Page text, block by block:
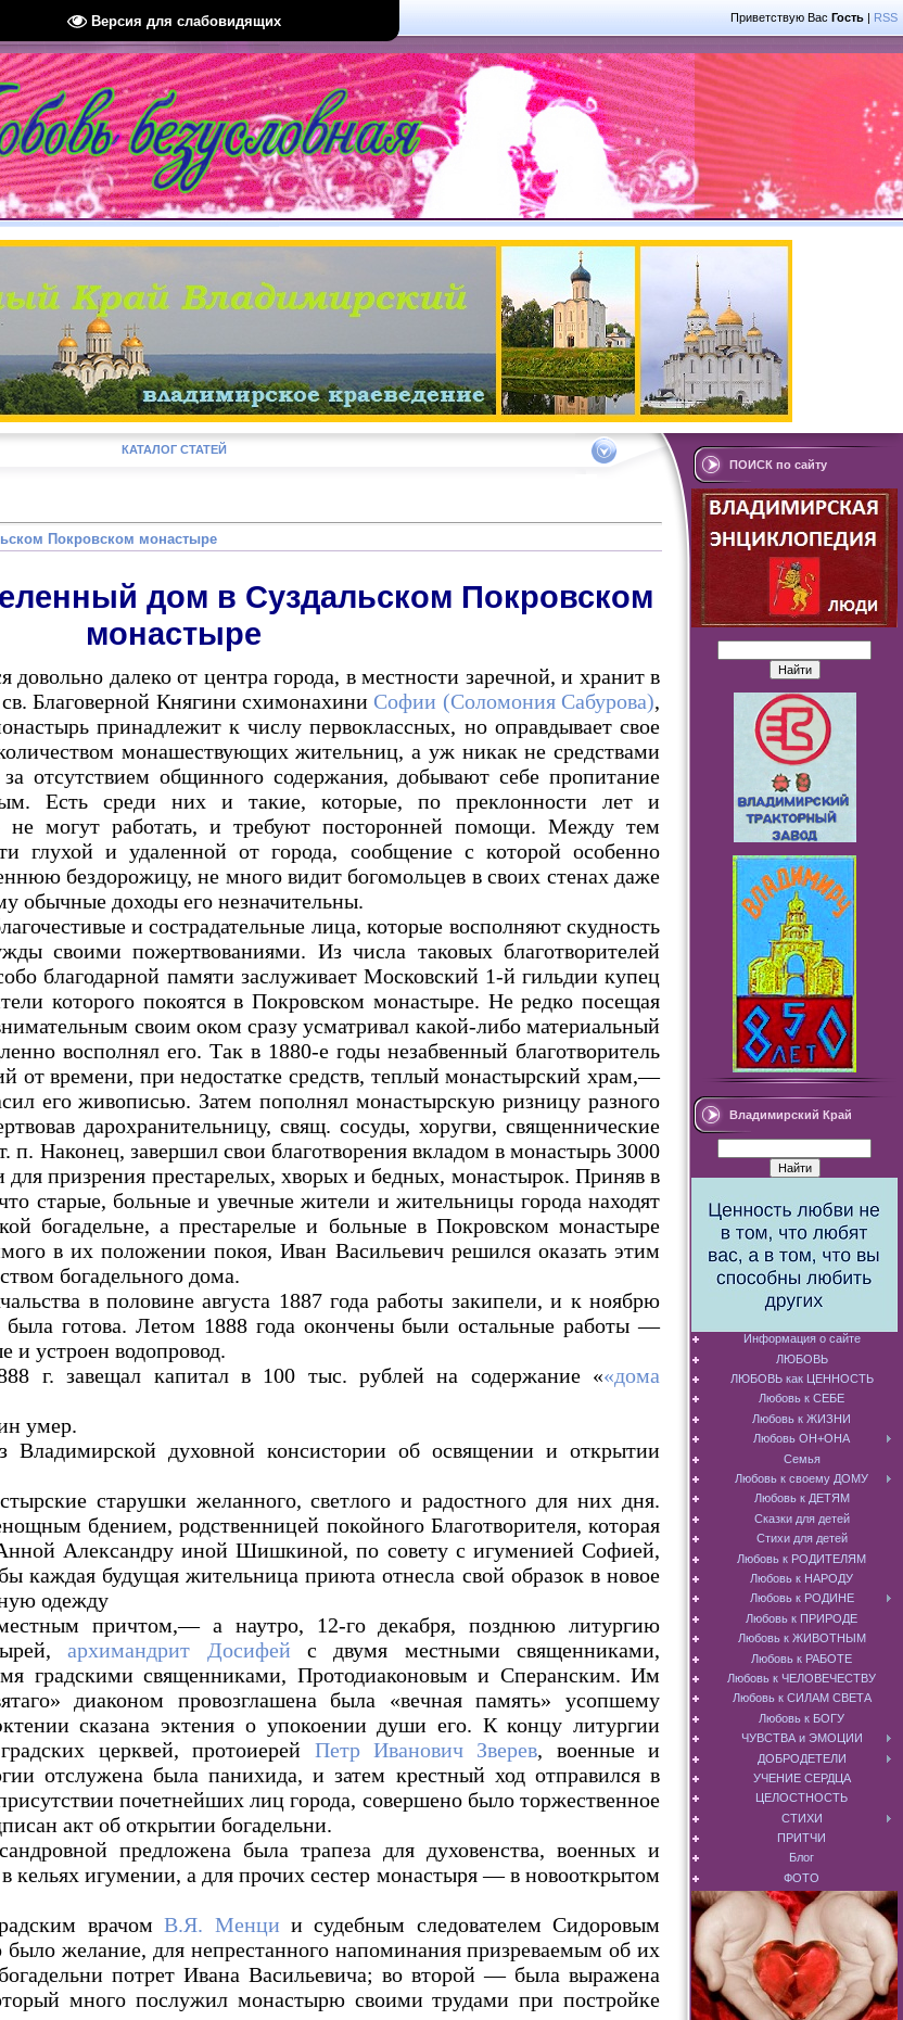
Версия для слабовидящих Приветствую Вас Гость | RSS
КАТАЛОГ СТАТЕЙ
Покровском монастыре
дом в Суздальском Покровском
монастыре
далеко от центра города, в местности заречной, и хранит в
Благоверной Княгини схимонахиниСофии (Соломония Сабурова),
принадлежит к числу первоклассных, но оправдывает свое
монашествующих жительниц, а уж никак не средствами
отсутствием общинного содержания, добывают себе пропитание
Есть среди них и такие, которые, по преклонности лет и
не могут работать, и требуют посторонней помощи. Между тем
глухой и удаленной от города, сообщение с которой особенно
бездорожицу, не много видит богомольцев в своих стенах даже
обычные доходы его незначительны.
и сострадательные лица, которые восполняют скудность
своими пожертвованиями. Из числа таковых благотворителей
благодарной памяти заслуживает Московский 1-й гильдии купец
которого покоятся в Покровском монастыре. Не редко посещая
своим оком сразу усматривал какой-либо материальный
восполнял его. Так в 1880-е годы незабвенный благотворитель
от времени, при недостатке средств, теплый монастырский храм,—
его живописью. Затем пополнял монастырскую ризницу разного
дарохранительницу, свящ. сосуды, хоругви, священнические
п. Наконец, завершил свои благотворения вкладом в монастырь 3000
для призрения престарелых, хворых и бедных, монастырок. Приняв в
старые, больные и увечные жители и жительницы города находят
богадельне, а престарелые и больные в Покровском монастыре
в их положении покоя, Иван Васильевич решился оказать этим
богадельного дома.
в половине августа 1887 года работы закипели, и к ноябрю
была готова. Летом 1888 года окончены были остальные работы —
и устроен водопровод.
г. завещал капитал в 100 тыс. рублей на содержание ««дома
умер.
духовной консистории об освящении и открытии
старушки желанного, светлого и радостного для них дня.
бдением, родственницей покойного Благотворителя, которая
Александру иной Шишкиной, по совету с игуменией Софией,
каждая будущая жительница приюта отнесла свой образок в новое
одежду
причтом,— а наутро, 12-го декабря, позднюю литургию
архимандрит Досифей с двумя местными священниками,
градскими священниками, Протодиаконовым и Сперанским. Им
диаконом провозглашена была «вечная память» усопшему
сказана эктения о упокоении души его. К концу литургии
церквей, протоиерей Петр Иванович Зверев, военные и
отслужена была панихида, и затем крестный ход отправился в
почетнейших лиц города, совершено было торжественное
акт об открытии богадельни.
предложена была трапеза для духовенства, военных и
кельях игумении, а для прочих сестер монастыря — в новооткрытом
врачомВ.Я. Менци и судебным следователем Сидоровым
желание, для непрестанного напоминания призреваемым об их
потрет Ивана Васильевича; во второй — была выражена
много послужил монастырю своими трудами при постройке
ПОИСК по сайту
Владимирский Край
Информация о сайте
ЛЮБОВЬ
ЛЮБОВЬ как ЦЕННОСТЬ
Любовь к СЕБЕ
Любовь к ЖИЗНИ
Любовь ОН+ОНА
Семья
Любовь к своему ДОМУ
Любовь к ДЕТЯМ
Сказки для детей
Стихи для детей
Любовь к РОДИТЕЛЯМ
Любовь к НАРОДУ
Любовь к РОДИНЕ
Любовь к ПРИРОДЕ
Любовь к ЖИВОТНЫМ
Любовь к РАБОТЕ
Любовь к ЧЕЛОВЕЧЕСТВУ
Любовь к СИЛАМ СВЕТА
Любовь к БОГУ
ЧУВСТВА и ЭМОЦИИ
ДОБРОДЕТЕЛИ
УЧЕНИЕ СЕРДЦА
ЦЕЛОСТНОСТЬ
СТИХИ
ПРИТЧИ
Блог
ФОТО